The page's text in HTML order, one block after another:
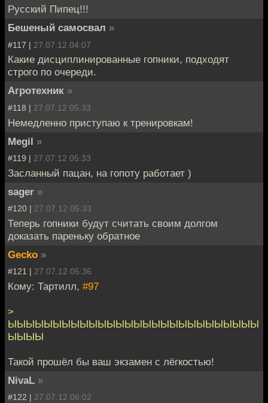
Русский Пипец!!!
Бешеный самосвал »
#117 | 27.07.12 04:07
Какие дисциплинированные гопники, подходят
строго по очереди.
Агротехник »
#118 | 27.07.12 05:33
Немедленно приступаю к тренировкам!
Megil »
#119 | 27.07.12 05:33
Засланный пацан, на гопоту работает )
sager »
#120 | 27.07.12 05:33
Теперь гопники будут считать своим долгом
доказать пареньку обратное
Gecko »
#121 | 27.07.12 05:36
Кому: Тартилл, #97
>
ЫЫЫЫЫЫЫЫЫЫЫЫЫЫЫЫЫЫЫЫЫЫЫЫЫЫЫЫ
ЫЫЫЫ
Такой прошёл бы ваш экзамен с лёгкостью!
NivaL »
#122 | 27.07.12 06:02